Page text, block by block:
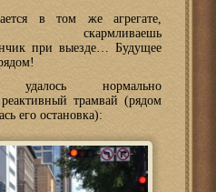
в том же агрегате,
скармливаешь
при выезде… Будущее
нормально
реактивный трамвай (рядом
его остановка):